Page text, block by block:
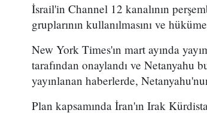
İsrail'in Channel 12 kanalının
gruplarının kullanılmasını ve
New York Times'ın mart ayında
tarafından onaylandı ve Netanyahu
yayınlanan haberlerde,
Plan kapsamında İran'ın Irak